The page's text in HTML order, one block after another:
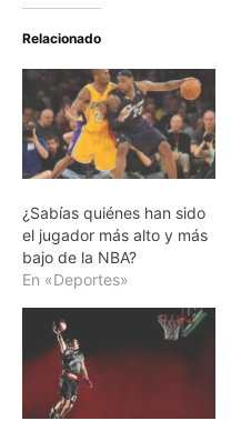
Relacionado
¿Sabías quiénes han sido
el jugador más alto y más
bajo de la NBA?
En «Deportes»